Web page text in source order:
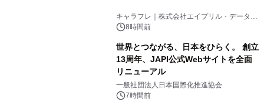
キャラフレ｜株式会社エイプリル・データ・
デザインズ
8時間前
世界とつながる、日本をひらく。 創立
13周年、JAPI公式Webサイトを全面
リニューアル
一般社団法人日本国際化推進協会
7時間前